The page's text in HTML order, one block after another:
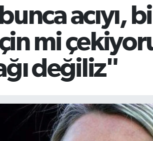
acıyı,
mi
değiliz"
Fikstür